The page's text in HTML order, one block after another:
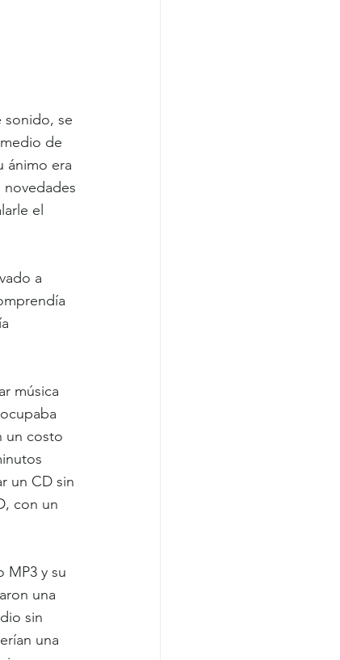
sonido, se
de
ánimo era
el
a
música
un costo
un CD sin
con un
MP3 y su
una
sin
una